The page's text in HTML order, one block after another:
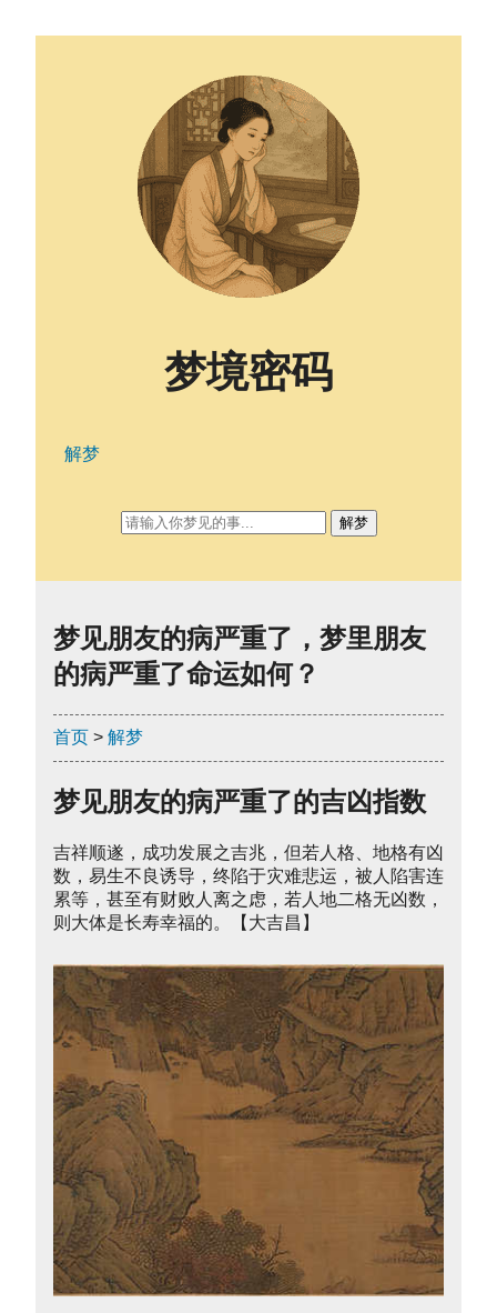
梦见朋友的病严重了，梦里朋友
的病严重了命运如何？
首页 > 解梦
梦见朋友的病严重了的吉凶指数
吉祥顺遂，成功发展之吉兆，但若人格、地格有凶
数，易生不良诱导，终陷于灾难悲运，被人陷害连
累等，甚至有财败人离之虑，若人地二格无凶数，
则大体是长寿幸福的。【大吉昌】
梦境密码
解梦
解梦